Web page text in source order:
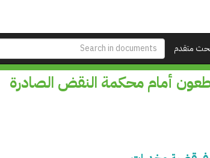
متقدم
أمام محكمة النقض الصادرة